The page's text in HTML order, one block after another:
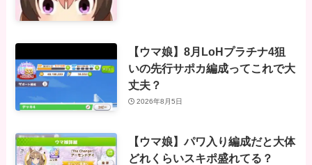
【ウマ娘】8月LoHプラチナ4狙
いの先行サポカ編成ってこれで大
丈夫？
2026年8月5日
【ウマ娘】パワ入り編成だと大体
どれくらいスキポ盛れてる？